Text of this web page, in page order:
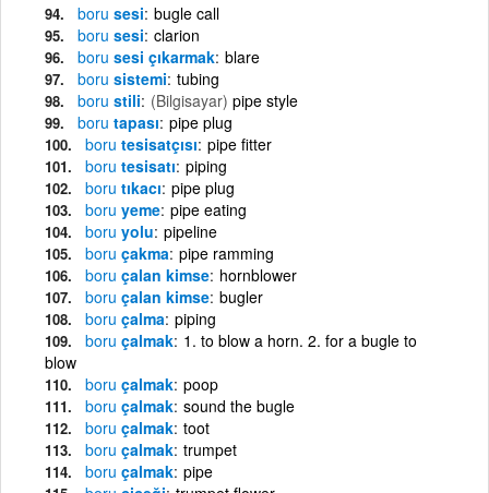
boru sesi bugle call
boru sesi clarion
boru sesi çıkarmak blare
boru sistemi tubing
boru stili (Bilgisayar) pipe style
boru tapası pipe plug
boru tesisatçısı pipe fitter
boru tesisatı piping
boru tıkacı pipe plug
boru yeme pipe eating
boru yolu pipeline
boru çakma pipe ramming
boru çalan kimse hornblower
boru çalan kimse bugler
boru çalma piping
boru çalmak 1. to blow a horn. 2. for a bugle to
blow
boru çalmak poop
boru çalmak sound the bugle
boru çalmak toot
boru çalmak trumpet
boru çalmak pipe